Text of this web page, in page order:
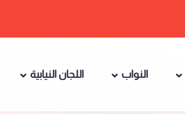
النواب اللجان النيابية